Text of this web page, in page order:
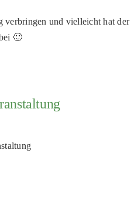
verbringen und vielleicht hat
🙂